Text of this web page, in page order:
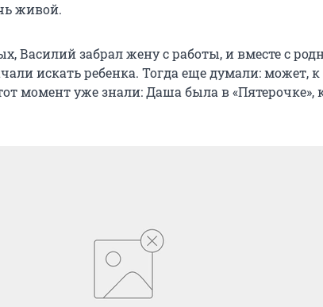
живой.
Василий забрал жену с работы, и вместе с
искать ребенка. Тогда еще думали: может,
момент уже знали: Даша была в «Пятерочке»,